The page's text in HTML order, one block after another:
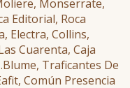
Monserrate,
Editorial, Roca
Electra, Collins,
Cuarenta, Caja
Traficantes De
Común Presencia